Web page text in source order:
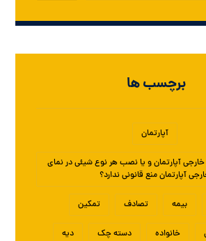
برچسب ها
آپارتمان
خارجی آپارتمان و یا نصب هر نوع شیئی در نمای
آپارتمان منع قانونی ندارد؟
بیمه تصادف تمکین
خانواده دسته چک دیه